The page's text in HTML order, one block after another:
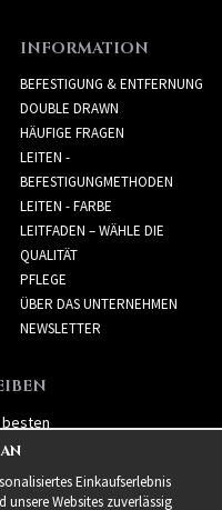
INFORMATION
BEFESTIGUNG & ENTFERNUNG
DOUBLE DRAWN
HÄUFIGE FRAGEN
LEITEN -
BEFESTIGUNGMETHODEN
LEITEN - FARBE
LEITFADEN – WÄHLE DIE
QUALITÄT
PFLEGE
ÜBER DAS UNTERNEHMEN
NEWSLETTER
besten
Einkaufserlebnis
Websites zuverlässig